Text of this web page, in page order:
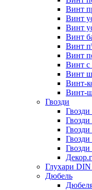
Винт
Винт
Винт
Винт
Винт
Винт
Винт с
Винт
Винт-
Винт-
Гвозди
Глухари DIN
Дюбель